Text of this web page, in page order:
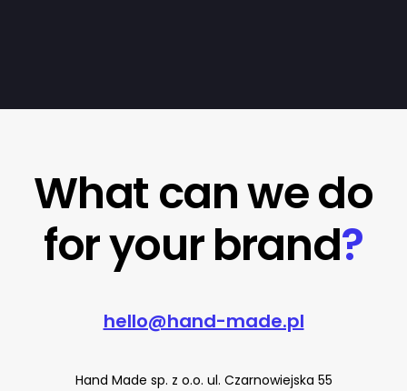
What can we do
for your brand?
hello@hand-made.pl
Hand Made sp. z o.o. ul. Czarnowiejska 55